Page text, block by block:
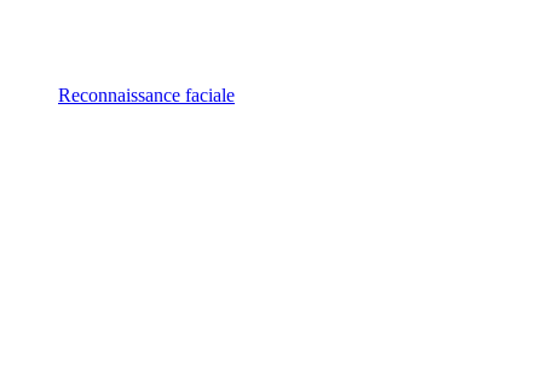
Reconnaissance faciale